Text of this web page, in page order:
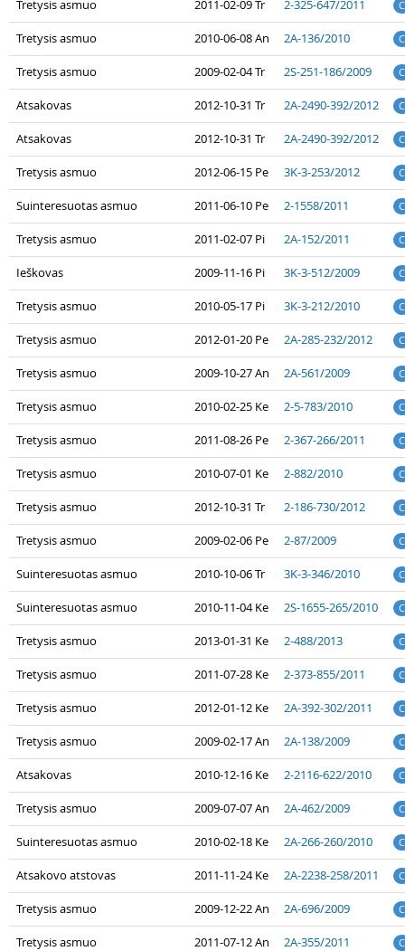
Tretysis asmuo 2011-02-09 Tr 2-325-647/2011 C
Tretysis asmuo 2010-06-08 An 2A-136/2010 C
Tretysis asmuo 2009-02-04 Tr 2S-251-186/2009 C
Atsakovas 2012-10-31 Tr 2A-2490-392/2012 C
Atsakovas 2012-10-31 Tr 2A-2490-392/2012 C
Tretysis asmuo 2012-06-15 Pe 3K-3-253/2012 C
Suinteresuotas asmuo 2011-06-10 Pe 2-1558/2011 C
Tretysis asmuo 2011-02-07 Pi 2A-152/2011 C
Ieškovas 2009-11-16 Pi 3K-3-512/2009 C
Tretysis asmuo 2010-05-17 Pi 3K-3-212/2010 C
Tretysis asmuo 2012-01-20 Pe 2A-285-232/2012 C
Tretysis asmuo 2009-10-27 An 2A-561/2009 C
Tretysis asmuo 2010-02-25 Ke 2-5-783/2010 C
Tretysis asmuo 2011-08-26 Pe 2-367-266/2011 C
Tretysis asmuo 2010-07-01 Ke 2-882/2010 C
Tretysis asmuo 2012-10-31 Tr 2-186-730/2012 C
Tretysis asmuo 2009-02-06 Pe 2-87/2009 C
Suinteresuotas asmuo 2010-10-06 Tr 3K-3-346/2010 C
Suinteresuotas asmuo 2010-11-04 Ke 2S-1655-265/2010 C
Tretysis asmuo 2013-01-31 Ke 2-488/2013 C
Tretysis asmuo 2011-07-28 Ke 2-373-855/2011 C
Tretysis asmuo 2012-01-12 Ke 2A-392-302/2011 C
Tretysis asmuo 2009-02-17 An 2A-138/2009 C
Atsakovas 2010-12-16 Ke 2-2116-622/2010 C
Tretysis asmuo 2009-07-07 An 2A-462/2009 C
Suinteresuotas asmuo 2010-02-18 Ke 2A-266-260/2010 C
Atsakovo atstovas 2011-11-24 Ke 2A-2238-258/2011 C
Tretysis asmuo 2009-12-22 An 2A-696/2009 C
Tretysis asmuo 2011-07-12 An 2A-355/2011 C